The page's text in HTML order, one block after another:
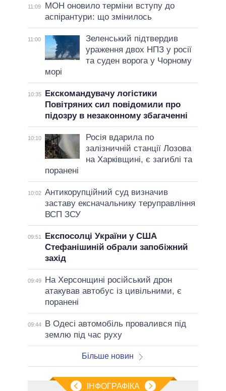
11:09
МОН оновило терміни вступу до
аспірантури: що змінилось
11:00
Зеленський підтвердив
ураження двох НПЗ у росії
та суден ворога у Чорному
морі
10:35
Екскомандувачу логістики
Повітряних сил повідомили про
підозру в незаконному збагаченні
10:10
Росія вдарила по
залізничній станції Лозова
на Харківщині, є загиблі та
поранені
10:02 Антикорупційний суд визначив
заставу ексначальнику теруправління
ВСП ЗСУ
09:51
Експосолці України у США
Стефанішиній обрали запобіжний
захід
09:49
На Херсонщині російський дрон
атакував автобус із цивільними, є
поранені
09:44
В Одесі автомобіль провалився під
землю під час руху
Більше новин
ІНФОГРАФІКА